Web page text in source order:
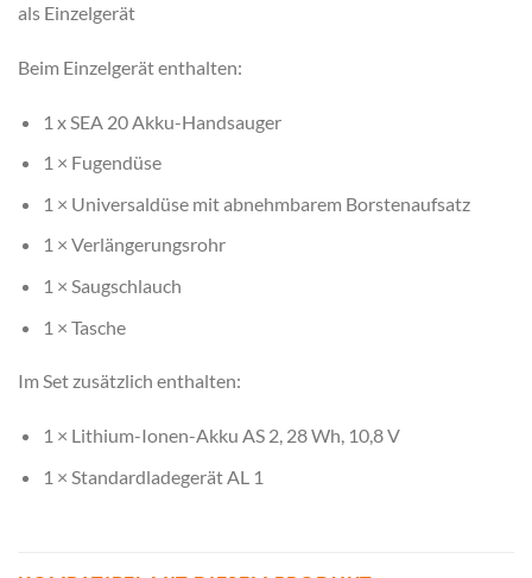
als Einzelgerät
Beim Einzelgerät enthalten:
1 x SEA 20 Akku-Handsauger
1 × Fugendüse
1 × Universaldüse mit abnehmbarem Borstenaufsatz
1 × Verlängerungsrohr
1 × Saugschlauch
1 × Tasche
Im Set zusätzlich enthalten:
1 × Lithium-Ionen-Akku AS 2, 28 Wh, 10,8 V
1 × Standardladegerät AL 1